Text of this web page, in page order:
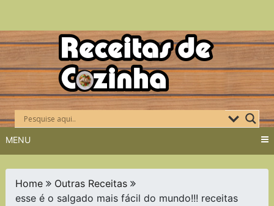
Skip
to
content
MENU
Home
Outras Receitas
esse é o salgado mais fácil do mundo!!! receitas